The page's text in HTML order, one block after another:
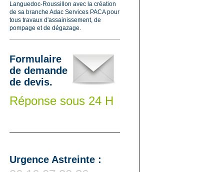
Languedoc-Roussillon avec la création
de sa branche Adac Services PACA pour
tous travaux d'assainissement, de
pompage et de dégazage.
Formulaire
de demande
de devis.
Réponse sous 24 H
Urgence Astreinte :